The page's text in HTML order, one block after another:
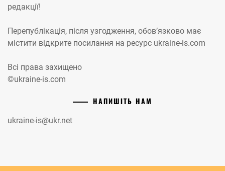
редакції!
Перепублікація, після узгодження, обов’язково має
містити відкрите посилання на ресурс ukraine-is.com
Всі права захищено
©ukraine-is.com
НАПИШІТЬ НАМ
ukraine-is@ukr.net